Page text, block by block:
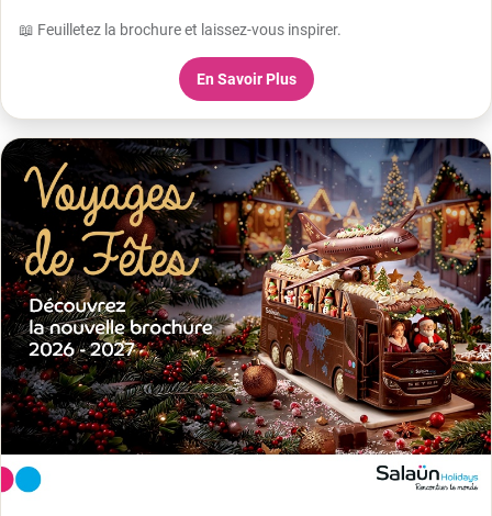
📖 Feuilletez la brochure et laissez-vous inspirer.
En Savoir Plus